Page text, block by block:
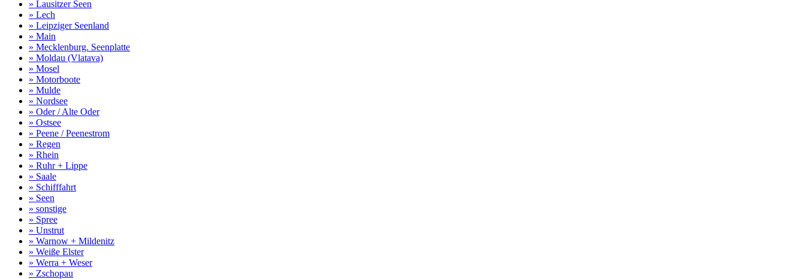
» Lausitzer Seen
» Lech
» Leipziger Seenland
» Main
» Mecklenburg. Seenplatte
» Moldau (Vlatava)
» Mosel
» Motorboote
» Mulde
» Nordsee
» Oder / Alte Oder
» Ostsee
» Peene / Peenestrom
» Regen
» Rhein
» Ruhr + Lippe
» Saale
» Schifffahrt
» Seen
» sonstige
» Spree
» Unstrut
» Warnow + Mildenitz
» Weiße Elster
» Werra + Weser
» Zschopau